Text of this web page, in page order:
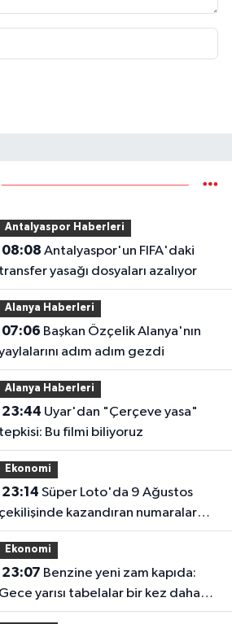
Antalyaspor Haberleri
08:08
transfer yasağı dosyaları azalıyor
Alanya Haberleri
07:06
adım adım gezdi
Alanya Haberleri
23:44
tepkisi: Bu filmi biliyoruz
Ekonomi
23:14
çekilişinde kazandıran numaralar
oldu
Ekonomi
23:07
Gece yarısı tabelalar bir kez daha